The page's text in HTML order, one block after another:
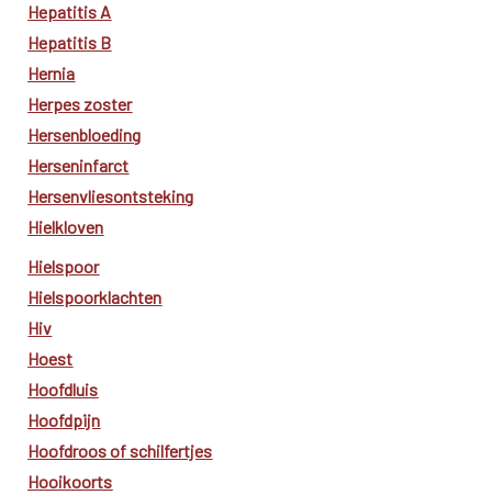
Hepatitis A
Hepatitis B
Hernia
Herpes zoster
Hersenbloeding
Herseninfarct
Hersenvliesontsteking
Hielkloven
Hielspoor
Hielspoorklachten
Hiv
Hoest
Hoofdluis
Hoofdpijn
Hoofdroos of schilfertjes
Hooikoorts